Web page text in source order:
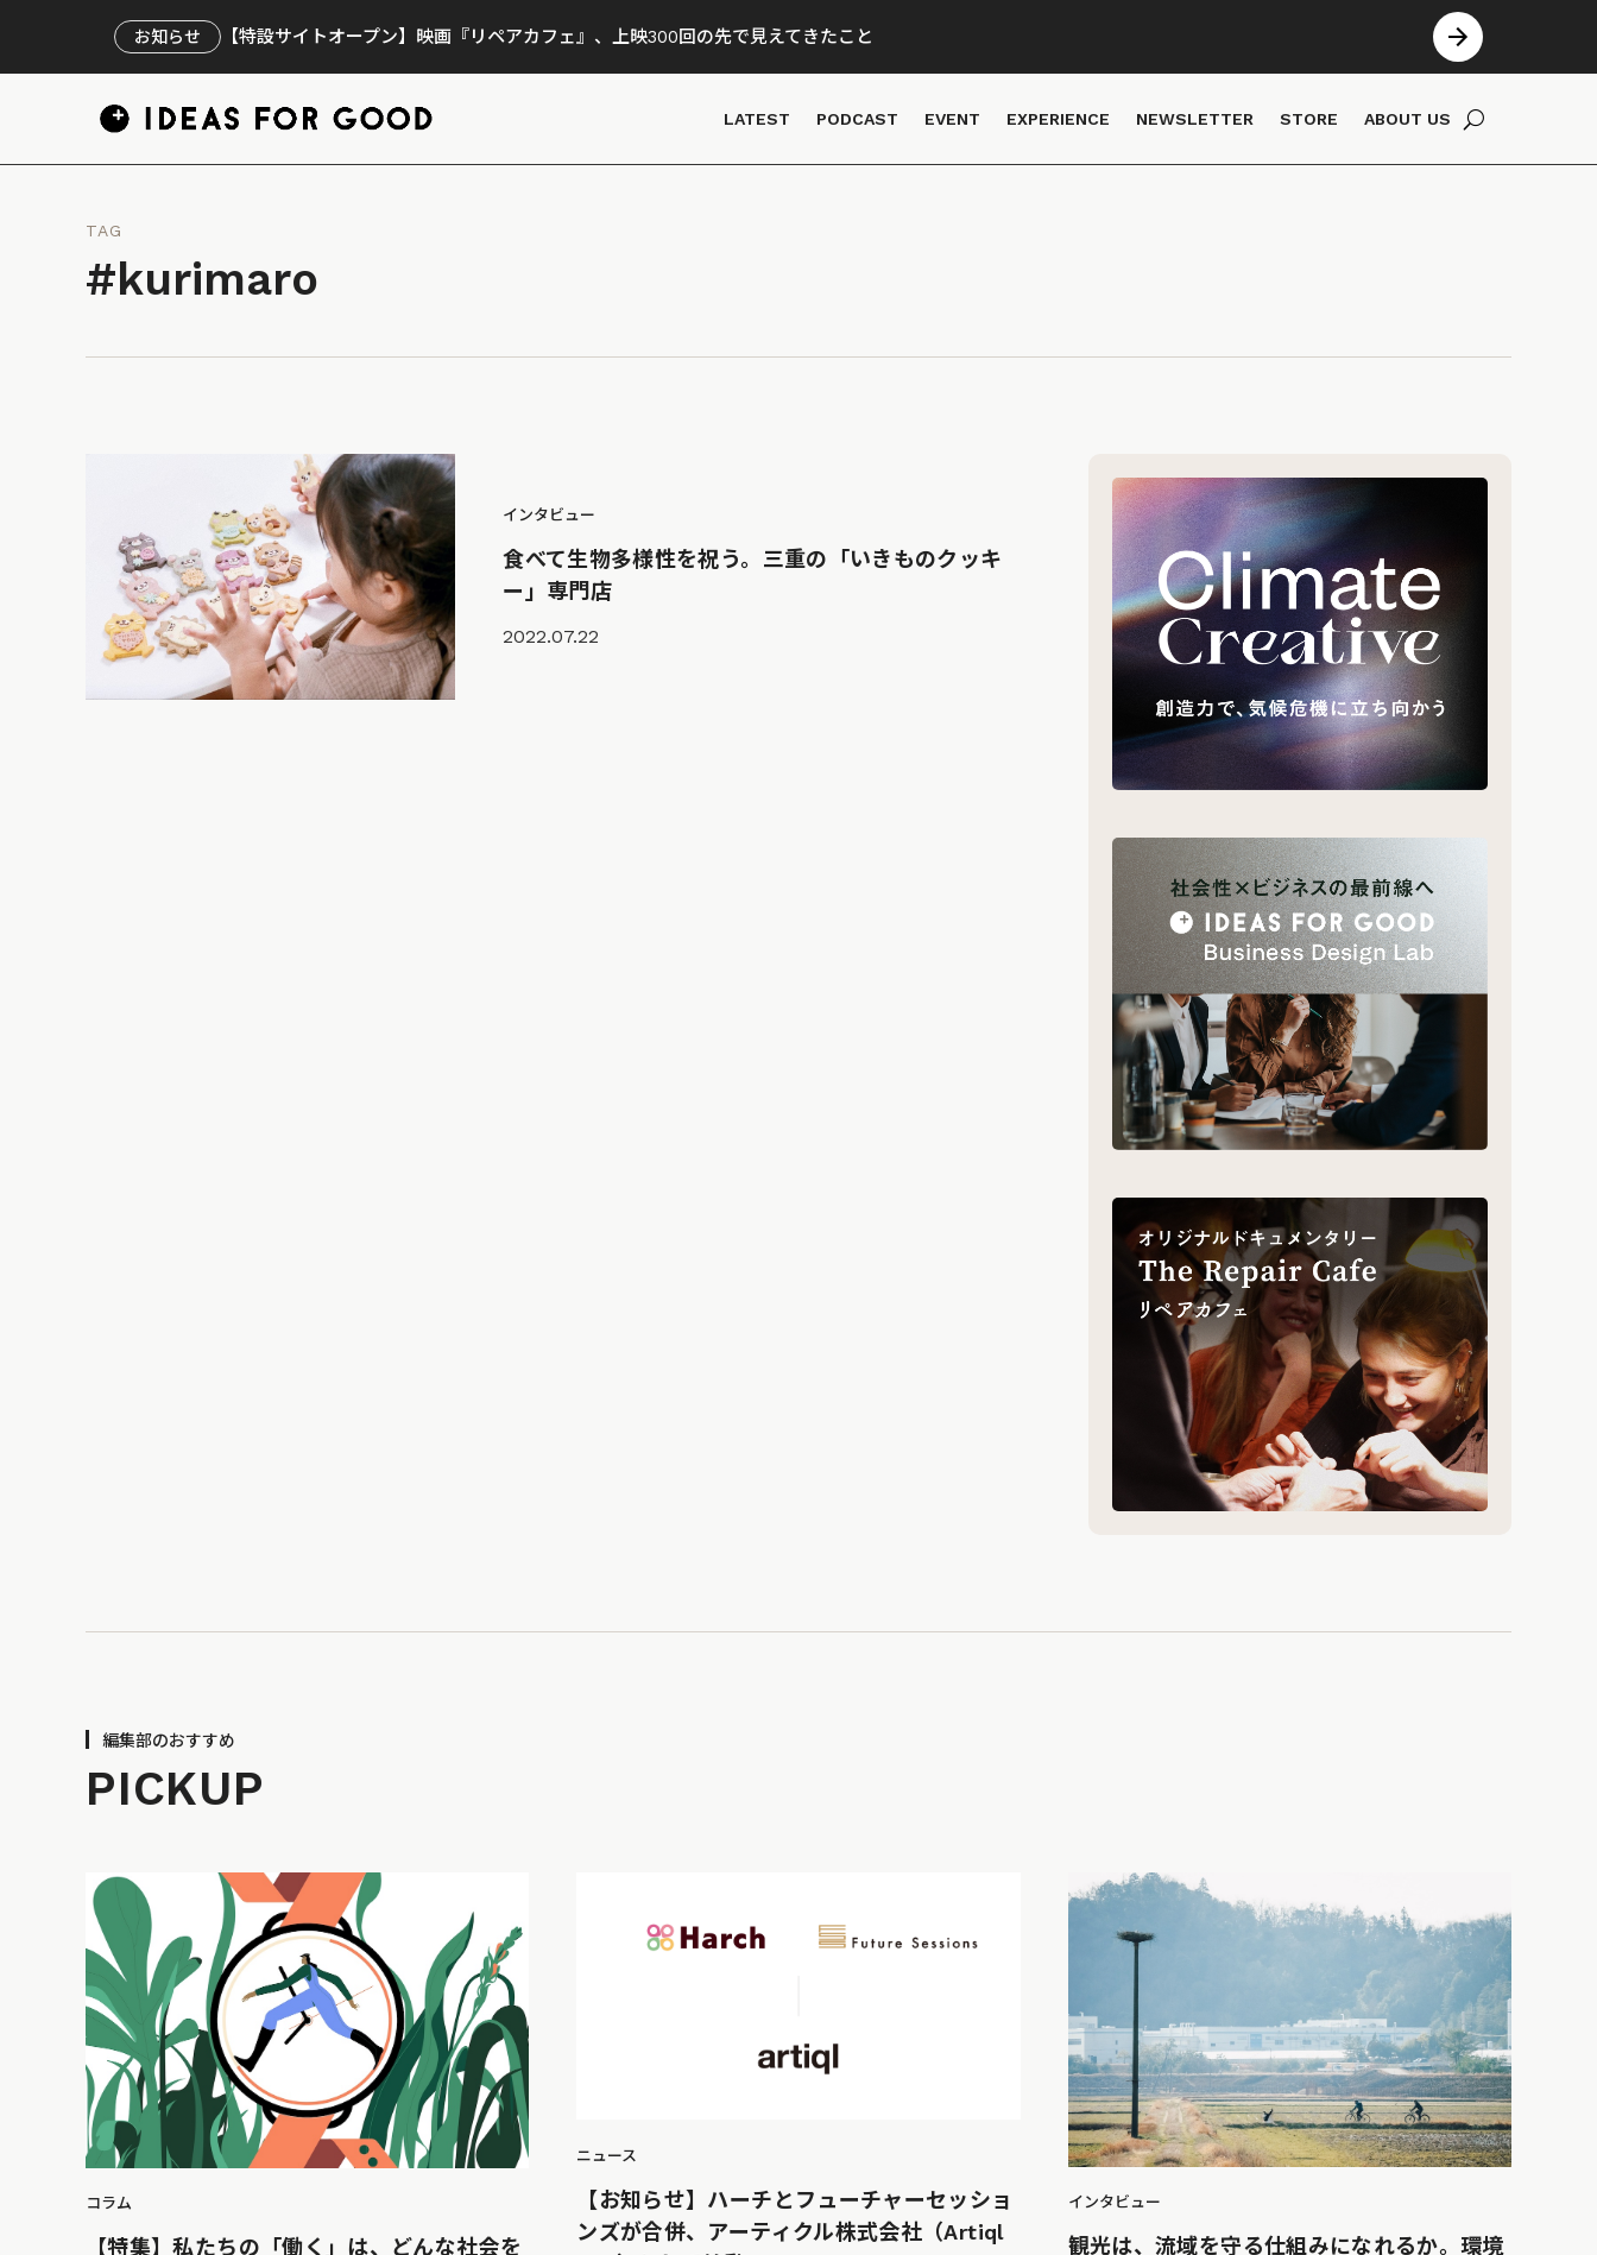
お知らせ 【特設サイトオープン】映画『リペアカフェ』、上映300回の先で見えてきたこと
LATEST PODCAST EVENT EXPERIENCE NEWSLETTER STORE ABOUT US
TAG
#kurimaro
インタビュー
食べて生物多様性を祝う。三重の「いきものクッキ
ー」専門店
2022.07.22
編集部のおすすめ
PICKUP
コラム
【特集】私たちの「働く」は、どんな社会を
ニュース
【お知らせ】ハーチとフューチャーセッショ
ンズが合併、アーティクル株式会社（Artiql
インタビュー
観光は、流域を守る仕組みになれるか。環境